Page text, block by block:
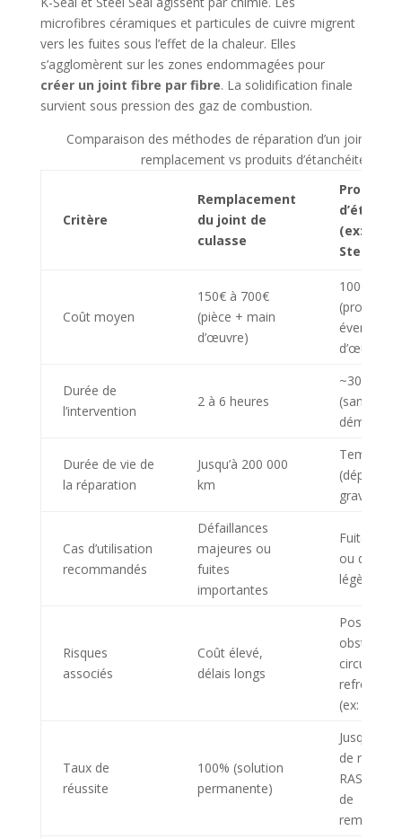
microfibres céramiques et particules de cuivre migrent
vers les fuites sous l’effet de la chaleur. Elles
s’agglomèrent sur les zones endommagées pour
créer un joint fibre par fibre. La solidification finale
survient sous pression des gaz de combustion.
Comparaison des méthodes de réparation d’un joint de
remplacement vs produits d’étanchéité
Critère
Remplacement
du joint de
culasse
Produits
(ex: K-
Steel
Coût moyen
150€ à 700€
(pièce + main
d’œuvre)
100€ à
(produit +
d’œuvre)
Durée de
l’intervention
2 à 6 heures
~30
(sans
Durée de vie de
la réparation
Jusqu’à 200 000
km
(dépend
gravité de
Cas d’utilisation
recommandés
Défaillances
majeures ou
fuites
importantes
Fuites
ou
légères
Risques
associés
Coût élevé,
délais longs
Possible
circuit de
(ex: gelée)
Taux de
réussite
100% (solution
permanente)
Jusqu’à
de réussite
de